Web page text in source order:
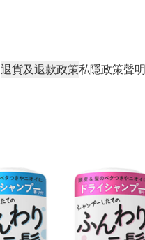
退貨及退款政策私隱政策聲明